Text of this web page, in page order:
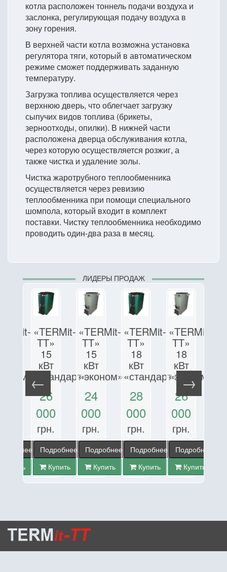
котла расположен тоннель подачи воздуха и
заслонка, регулирующая подачу воздуха в
зону горения.
В верхней части котла возможна установка
регулятора тяги, который в автоматическом
режиме сможет поддерживать заданную
температуру.
Загрузка топлива осуществляется через
верхнюю дверь, что облегчает загрузку
сыпучих видов топлива (брикеты,
зерноотходы, опилки). В нижней части
расположена дверца обслуживания котла,
через которую осуществляется розжиг, а
также чистка и удаление золы.
Чистка жаротрубного теплообменника
осуществляется через ревизию
теплообменника при помощи специального
шомпола, который входит в комплект
поставки. Чистку теплообменника необходимо
проводить один-два раза в месяц.
ЛИДЕРЫ ПРОДАЖ
Купить
«TERMit-
TT»
15
кВт
«стандарт»
26
000
грн.
Подробнее
Купить
«TERMit-
TT»
15
кВт
«эконом»
24
000
грн.
Подробнее
Купить
«TERMit-
TT»
18
кВт
«стандарт»
28
000
грн.
Подробнее
Купить
«TERMit-
TT»
18
кВт
«эконом»
26
000
грн.
Подробнее
Купить